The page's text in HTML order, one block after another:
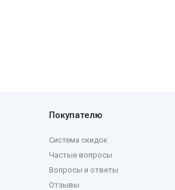
Покупателю
Система скидок
Частые вопросы
Вопросы и ответы
Отзывы